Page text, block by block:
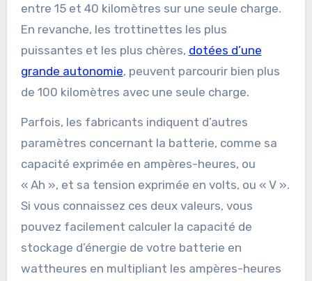
entre 15 et 40 kilomètres sur une seule charge.
En revanche, les trottinettes les plus
puissantes et les plus chères, dotées d’une
grande autonomie, peuvent parcourir bien plus
de 100 kilomètres avec une seule charge.
Parfois, les fabricants indiquent d’autres
paramètres concernant la batterie, comme sa
capacité exprimée en ampères-heures, ou
« Ah », et sa tension exprimée en volts, ou « V ».
Si vous connaissez ces deux valeurs, vous
pouvez facilement calculer la capacité de
stockage d’énergie de votre batterie en
wattheures en multipliant les ampères-heures